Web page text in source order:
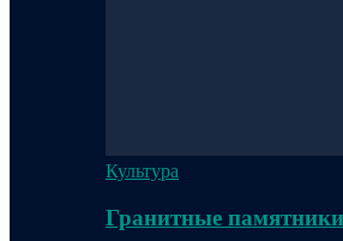
Культура
Гранитные